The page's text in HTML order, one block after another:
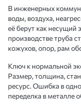
В инженерных
воды, воздуха,
её берут как несущий
производстве труба
кожухов, опор, рам
Ключ к нормальной
Размер, толщина,
ресурс. Ошибка в
переделка в металле